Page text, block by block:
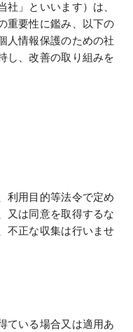
」といいます）は、
重要性に鑑み、以下の
人情報保護のための社
し、改善の取り組みを
利用目的等法令で定め
又は同意を取得するな
不正な収集は行いませ
ている場合又は適用あ